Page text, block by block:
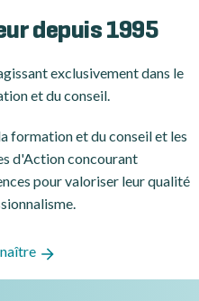
depuis 1995
exclusivement dans le
et du conseil.
formation et du conseil et les
d'Action concourant
pour valoriser leur qualité